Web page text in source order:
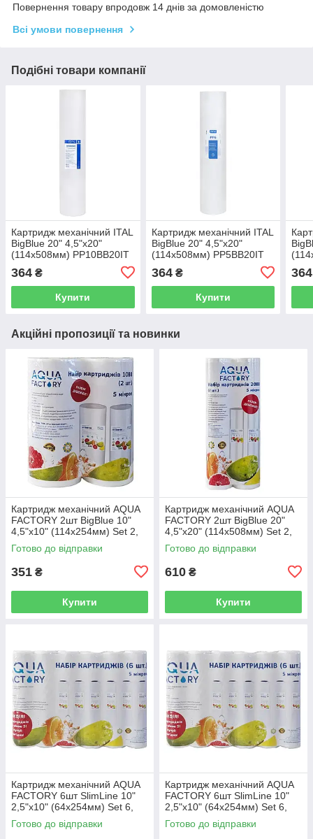
Повернення товару впродовж 14 днів за домовленістю
Всі умови повернення
Подібні товари компанії
Картридж механічний ITAL
BigBlue 20" 4,5"х20"
(114х508мм) PP10BB20IT
364 ₴
Купити
Картридж механічний ITAL
BigBlue 20" 4,5"х20"
(114х508мм) PP5BB20IT
364₴
Купити
364
Акційні пропозиції та новинки
Картридж механічний AQUA
FACTORY 2шт BigBlue 10"
4,5"х10" (114х254мм) Set 2,
PP-10BB-10M
Готово до відправки
351 ₴
Купити
Картридж механічний AQUA
FACTORY 2шт BigBlue 20"
4,5"х20" (114х508мм) Set 2,
PP-20BB-5M
Готово до відправки
610 ₴
Купити
Картридж механічний AQUA
FACTORY 6шт SlimLine 10"
2,5"х10" (64х254мм) Set 6,
PPF-10-10M
Готово до відправки
Картридж механічний AQUA
FACTORY 6шт SlimLine 10"
2,5"х10" (64х254мм) Set 6,
PPF-10-20M
Готово до відправки